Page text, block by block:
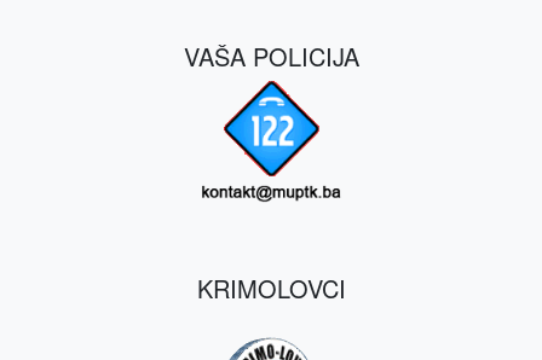
VAŠA POLICIJA
KRIMOLOVCI